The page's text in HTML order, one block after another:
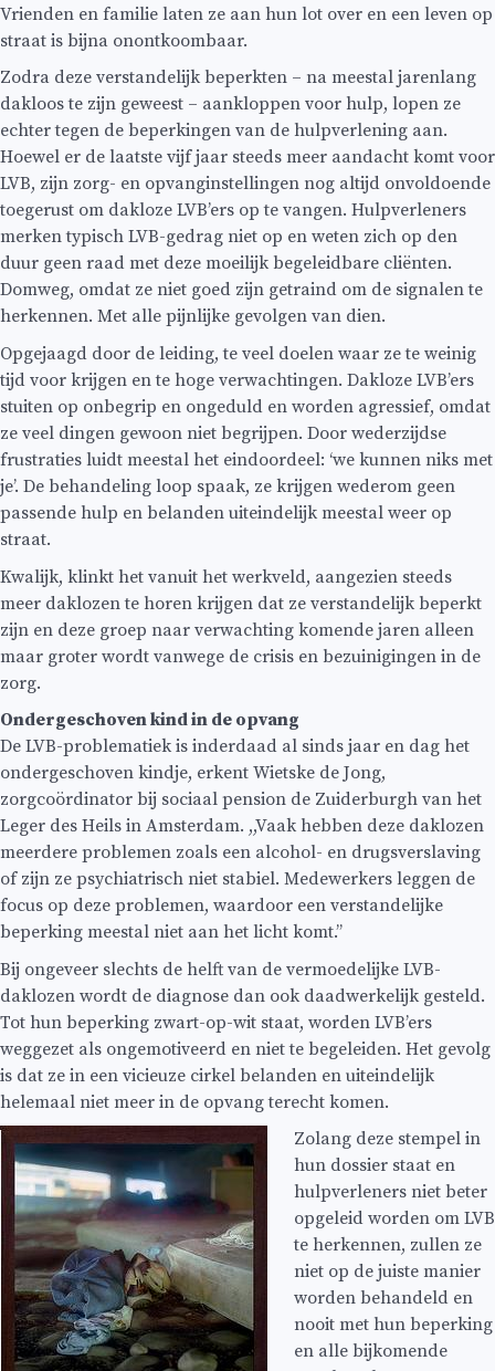
Vrienden en familie laten ze aan hun lot over en een leven op
straat is bijna onontkoombaar.
Zodra deze verstandelijk beperkten – na meestal jarenlang
dakloos te zijn geweest – aankloppen voor hulp, lopen ze
echter tegen de beperkingen van de hulpverlening aan.
Hoewel er de laatste vijf jaar steeds meer aandacht komt voor
LVB, zijn zorg- en opvanginstellingen nog altijd onvoldoende
toegerust om dakloze LVB’ers op te vangen. Hulpverleners
merken typisch LVB-gedrag niet op en weten zich op den
duur geen raad met deze moeilijk begeleidbare cliënten.
Domweg, omdat ze niet goed zijn getraind om de signalen te
herkennen. Met alle pijnlijke gevolgen van dien.
Opgejaagd door de leiding, te veel doelen waar ze te weinig
tijd voor krijgen en te hoge verwachtingen. Dakloze LVB’ers
stuiten op onbegrip en ongeduld en worden agressief, omdat
ze veel dingen gewoon niet begrijpen. Door wederzijdse
frustraties luidt meestal het eindoordeel: ‘we kunnen niks met
je’. De behandeling loop spaak, ze krijgen wederom geen
passende hulp en belanden uiteindelijk meestal weer op
straat.
Kwalijk, klinkt het vanuit het werkveld, aangezien steeds
meer daklozen te horen krijgen dat ze verstandelijk beperkt
zijn en deze groep naar verwachting komende jaren alleen
maar groter wordt vanwege de crisis en bezuinigingen in de
zorg.
Ondergeschoven kind in de opvang
De LVB-problematiek is inderdaad al sinds jaar en dag het
ondergeschoven kindje, erkent Wietske de Jong,
zorgcoördinator bij sociaal pension de Zuiderburgh van het
Leger des Heils in Amsterdam. ,,Vaak hebben deze daklozen
meerdere problemen zoals een alcohol- en drugsverslaving
of zijn ze psychiatrisch niet stabiel. Medewerkers leggen de
focus op deze problemen, waardoor een verstandelijke
beperking meestal niet aan het licht komt.’’
Bij ongeveer slechts de helft van de vermoedelijke LVB-
daklozen wordt de diagnose dan ook daadwerkelijk gesteld.
Tot hun beperking zwart-op-wit staat, worden LVB’ers
weggezet als ongemotiveerd en niet te begeleiden. Het gevolg
is dat ze in een vicieuze cirkel belanden en uiteindelijk
helemaal niet meer in de opvang terecht komen.
Zolang deze stempel in
hun dossier staat en
hulpverleners niet beter
opgeleid worden om LVB
te herkennen, zullen ze
niet op de juiste manier
worden behandeld en
nooit met hun beperking
en alle bijkomende